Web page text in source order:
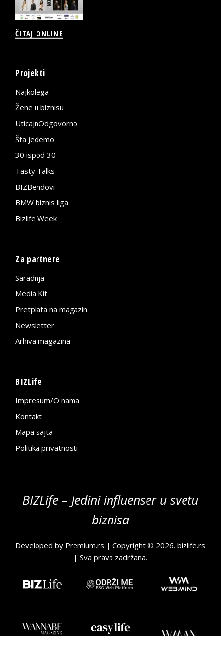
ČITAJ ONLINE
Projekti
Najkolega
Žene u biznisu
UticajnOdgovorno
Šta jedemo
30 ispod 30
Tasty Talks
BIZBendovi
BMW biznis liga
Bizlife Week
Za partnere
Saradnja
Media Kit
Pretplata na magazin
Newsletter
Arhiva magazina
BIZLife
Impresum/O nama
Kontakt
Mapa sajta
Politika privatnosti
BIZLife – Jedini influenser u svetu
biznisa
Developed by Premium.rs | Copyright © 2026.bizlife.rs
| Sva prava zadržana.